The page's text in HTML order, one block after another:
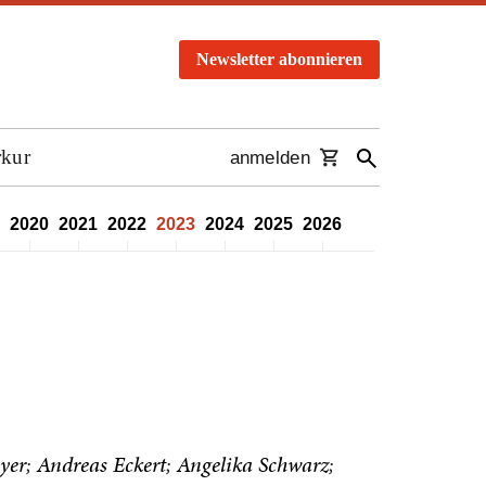
Newsletter abonnieren
anmelden
2020 2021 2022 2023 2024 2025 2026
Andreas Eckert Angelika Schwarz